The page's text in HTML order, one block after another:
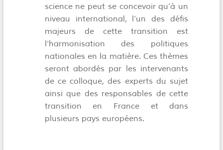
science ne peut se concevoir qu’à un
niveau international, l’un des défis
majeurs de cette transition est
l’harmonisation des politiques
nationales en la matière. Ces thèmes
seront abordés par les intervenants
de ce colloque, des experts du sujet
ainsi que des responsables de cette
transition en France et dans
plusieurs pays européens.